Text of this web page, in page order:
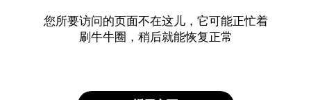
您所要访问的页面不在这儿，它可能正忙着
刷牛牛圈，稍后就能恢复正常